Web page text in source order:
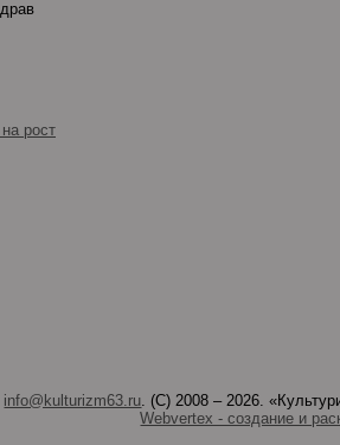
рост
info@kulturizm63.ru. (C) 2008 – 2026.
Webvertex - создание и